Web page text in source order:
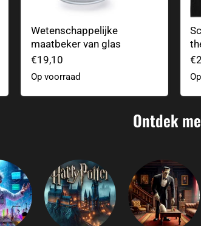
Wetenschappelijke
maatbeker van glas
€19,10
Op voorraad
Ontdek